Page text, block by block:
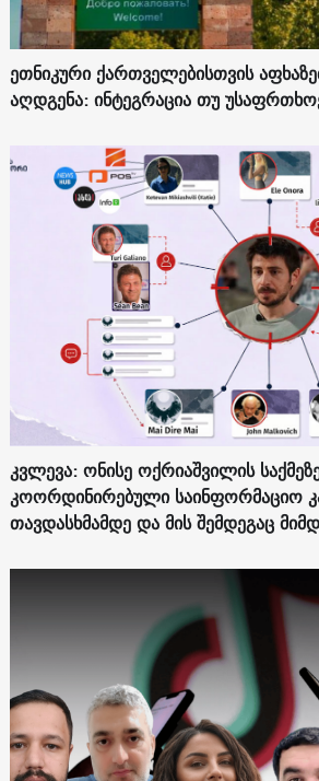
ეთნიკური ქართველებისთვის
აღდგენა: ინტეგრაცია თუ
კვლევა: ონისე ოქრიაშვილის
კოორდინირებული საინფორმაციო
თავდასხმამდე და მის შემდეგაც